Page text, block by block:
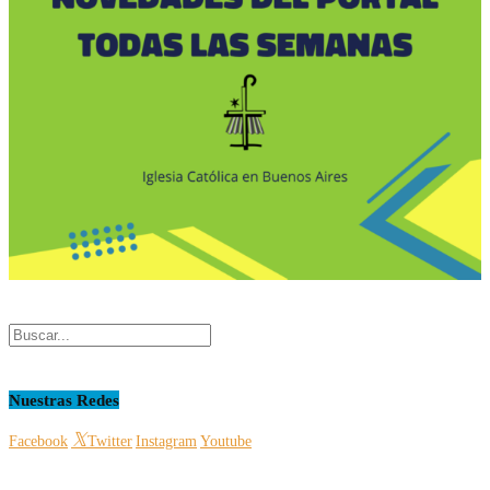
Nuestras Redes
Facebook Twitter Instagram Youtube